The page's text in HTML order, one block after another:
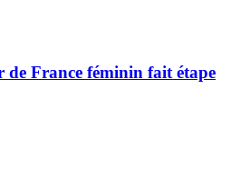
de France féminin fait étape